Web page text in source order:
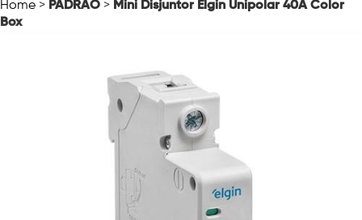
Home > PADRÃO > Mini Disjuntor Elgin Unipolar 40A Color
Box